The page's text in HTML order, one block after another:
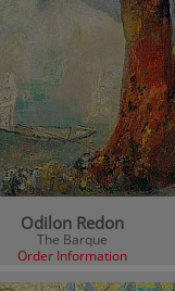
Odilon Redon
The Barque
Order Information